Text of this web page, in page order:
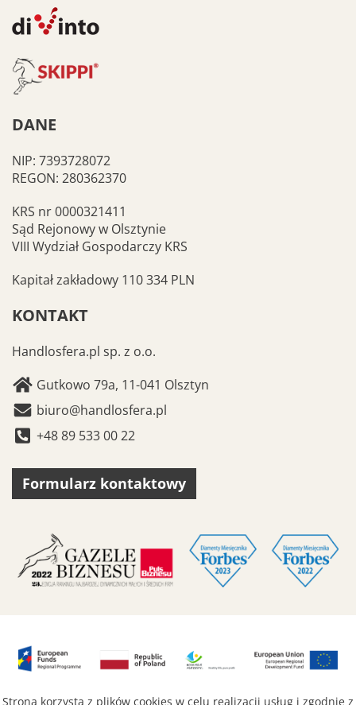
DANE
NIP: 7393728072
REGON: 280362370
KRS nr 0000321411
Sąd Rejonowy w Olsztynie
VIII Wydział Gospodarczy KRS
Kapitał zakładowy 110 334 PLN
KONTAKT
Handlosfera.pl sp. z o.o.
Gutkowo 79a, 11-041 Olsztyn
biuro@handlosfera.pl
+48 89 533 00 22
Formularz kontaktowy
Strona korzysta z plików cookies w celu realizacji usług i zgodnie z